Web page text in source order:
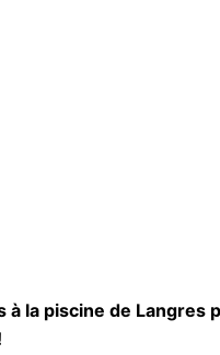
la piscine de